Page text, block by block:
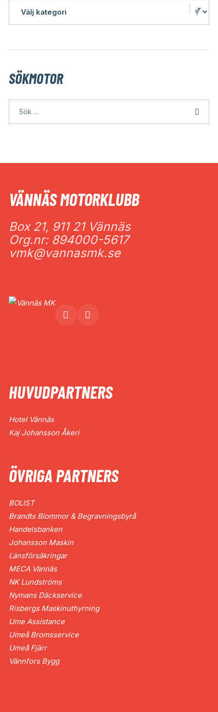
SÖKMOTOR
VÄNNÄS MOTORKLUBB
Box 21, 911 21 Vännäs
Org.nr: 894000-5617
vmk@vannasmk.se
HUVUDPARTNERS
Hotel Vännäs
Kaj Johansson Åkeri
ÖVRIGA PARTNERS
BOLIST
Brandts Blommor & Begravningsbyrå
Handelsbanken
Johansson Maskin
Länsförsäkringar
MECA Vännäs
NK Lundströms
Nymans Däckservice
Risbergs Maskinuthyrning
Ume Assistance
Umeå Bromsservice
Umeå Fjärr
Vännfors Bygg